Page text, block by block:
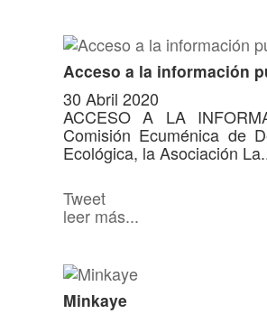
Acceso a la información
30 Abril 2020
ACCESO A LA
Comisión Ecuménica de
Ecológica, la Asociación
Tweet
leer más...
Minkaye